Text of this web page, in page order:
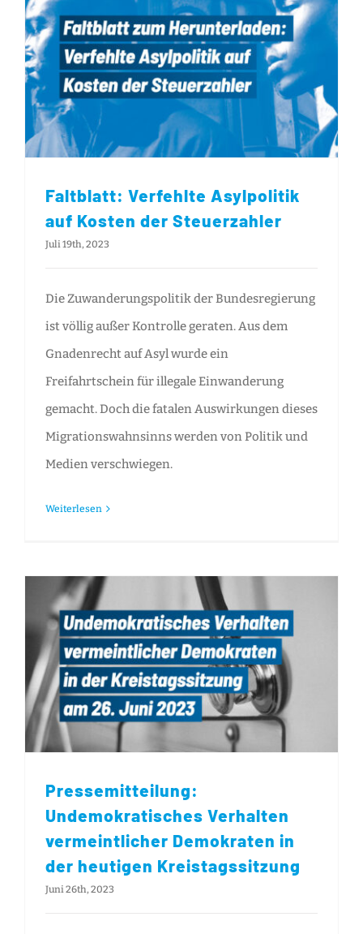
Faltblatt: Verfehlte Asylpolitik
auf Kosten der Steuerzahler
Juli 19th, 2023
Die Zuwanderungspolitik der Bundesregierung
ist völlig außer Kontrolle geraten. Aus dem
Gnadenrecht auf Asyl wurde ein
Freifahrtschein für illegale Einwanderung
gemacht. Doch die fatalen Auswirkungen dieses
Migrationswahnsinns werden von Politik und
Medien verschwiegen.
Weiterlesen
Pressemitteilung:
Undemokratisches Verhalten
vermeintlicher Demokraten in
der heutigen Kreistagssitzung
Juni 26th, 2023